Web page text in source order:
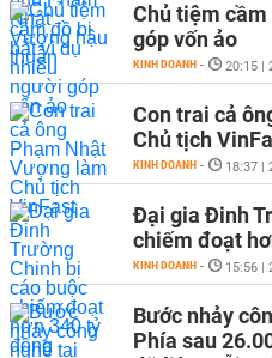
Chủ tiệm
góp vốn ảo
KINH DOANH - 20:15 |
Con trai cả
Chủ tịch
KINH DOANH - 18:37 |
Đại gia Đinh
chiếm đoạt
KINH DOANH - 15:56 |
Bước nhảy
Phía sau